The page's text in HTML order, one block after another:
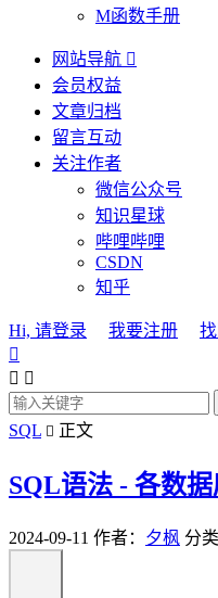
M函数手册
网站导航 
会员权益
文章归档
留言互动
关注作者
微信公众号
知识星球
哔哩哔哩
CSDN
知乎
Hi, 请登录 我要注册

 
SQL  正文
SQL语法 - 各数
2024-09-11 作者： 夕枫 分类